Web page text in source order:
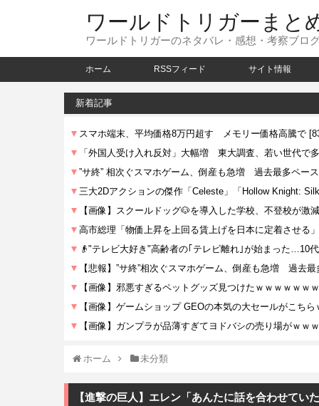
ワールドトリガーまと
ワールドトリガーのネタバレ・感想・考察ブロ
ホーム RSSフィード サイト情報
新着記事
ホーム 未分類
【進撃の巨人】エレン「あんたに話を合わせてい